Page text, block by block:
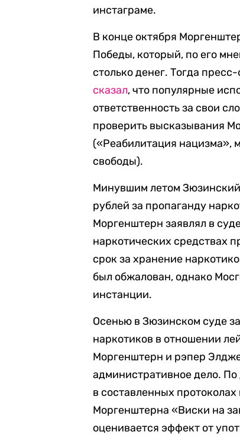
инстаграме.
В конце октября
Победы, который, по его
столько денег. Тогда
сказал, что популярные
ответственность за свои
проверить высказывания
(«Реабилитация нацизма»,
свободы).
Минувшим летом
рублей за пропаганду
Моргенштерн заявлял в
наркотических средствах
срок за хранение
был обжалован, однако
инстанции.
Осенью в Зюзинском суде
наркотиков в отношении
Моргенштерн и рэпер
административное дело. По
в составленных
Моргенштерна «Виски на
оценивается эффект от